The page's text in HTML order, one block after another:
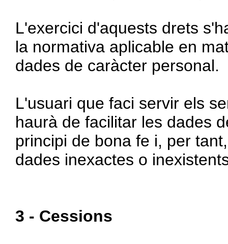
L'exercici d'aquests drets
la normativa aplicable en
dades de caràcter personal.
L'usuari que faci servir els
haurà de facilitar les dades
principi de bona fe i, per
dades inexactes o
3 - Cessions